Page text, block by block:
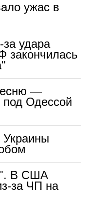
ужас в
удара
закончилась
—
под Одессой
Украины
В США
за ЧП на